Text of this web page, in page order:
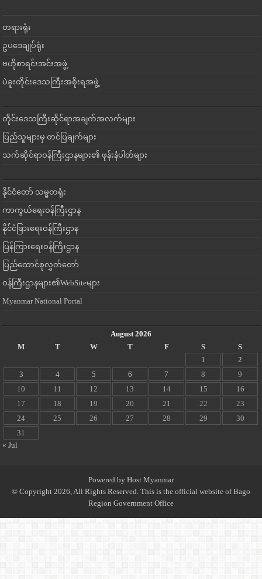
တရားရုံး
ဥပဒေချုပ်ရုံး
ဗဟိုစာရင်းအင်းအဖွဲ့
ပဲခူးတိုင်းဒေသကြီးအစိုးရအဖွဲ့
တိုင်းဒေသကြီးဆိုင်ရာအချက်အလက်များ
ပြည်သူများမှ တင်ပြချက်များ
သက်ဆိုင်ရာဝန်ကြီးဌာနများ၏ ဖုန်းနံပါတ်များ
နိုင်ငံတော် သမ္မတရုံး
ကာကွယ်ရေးဝန်ကြီးဌာန
နိုင်ငံခြားရေးဝန်ကြီးဌာန
ပြန်ကြားရေးဝန်ကြီးဌာန
ပြည်ထောင်စုလွှတ်တော်
ဝန်ကြီးဌာနများ၏WebSiteများ
Myanmar National Portal
August 2026
M
T W T F S
S
1
2
3
4 5 6 7 8
9
10
11 12 13 14 15
16
17
18 19 20 21 22
23
24
25 26 27 28 29
30
31
« Jul
Powered by Host Myanmar
© Copyright 2026, All Rights Reserved. This is the official website of Bago
Region Government Office